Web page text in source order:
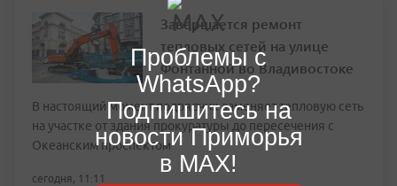
Завершается ремонт
тепловых сетей на улице
Фонтанной во Владивостоке
В настоящий момент подрядчик заменяет тепловую сеть
на участке от здания прокуратуры до пересечения с
Океанским проспектом
сегодня, 11:11
Проблемы с
WhatsApp?
Подпишитесь на
новости Приморья
в MAX!